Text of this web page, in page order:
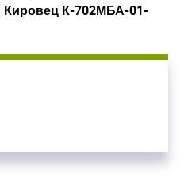
Кировец К-702МБА-01-